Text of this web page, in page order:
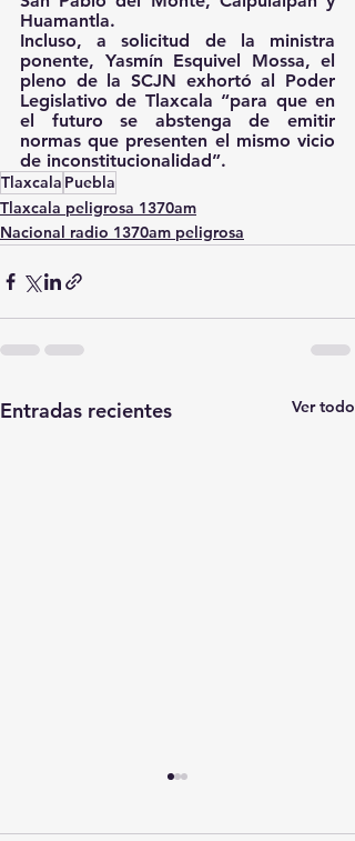
Huamantla.
Incluso, a solicitud de la ministra
ponente, Yasmín Esquivel Mossa, el
pleno de la SCJN exhortó al Poder
Legislativo de Tlaxcala “para que en
el futuro se abstenga de emitir
normas que presenten el mismo vicio
de inconstitucionalidad”.
Tlaxcala Puebla
Tlaxcala peligrosa 1370am
Nacional radio 1370am peligrosa
Entradas recientes Ver todo